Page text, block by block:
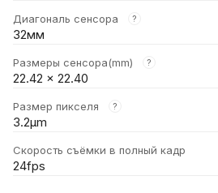
Диагональ сенсора ?
32мм
Размеры сенсора(mm) ?
22.42 x 22.40
Размер пикселя ?
3.2μm
Скорость съёмки в полный кадр
24fps